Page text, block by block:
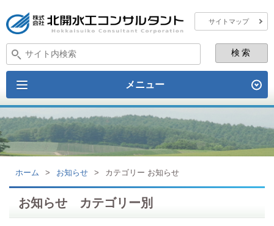
サイトマップ
メニュー
ホーム > お知らせ > カテゴリー お知らせ
お知らせ カテゴリー別